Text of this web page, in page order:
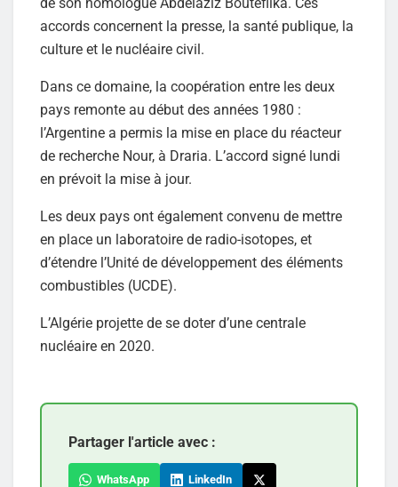
accords concernent la presse, la santé publique, la
culture et le nucléaire civil.
Dans ce domaine, la coopération entre les deux
pays remonte au début des années 1980 :
l’Argentine a permis la mise en place du réacteur
de recherche Nour, à Draria. L’accord signé lundi
en prévoit la mise à jour.
Les deux pays ont également convenu de mettre
en place un laboratoire de radio-isotopes, et
d’étendre l’Unité de développement des éléments
combustibles (UCDE).
L’Algérie projette de se doter d’une centrale
nucléaire en 2020.
Partager l'article avec :
WhatsApp LinkedIn